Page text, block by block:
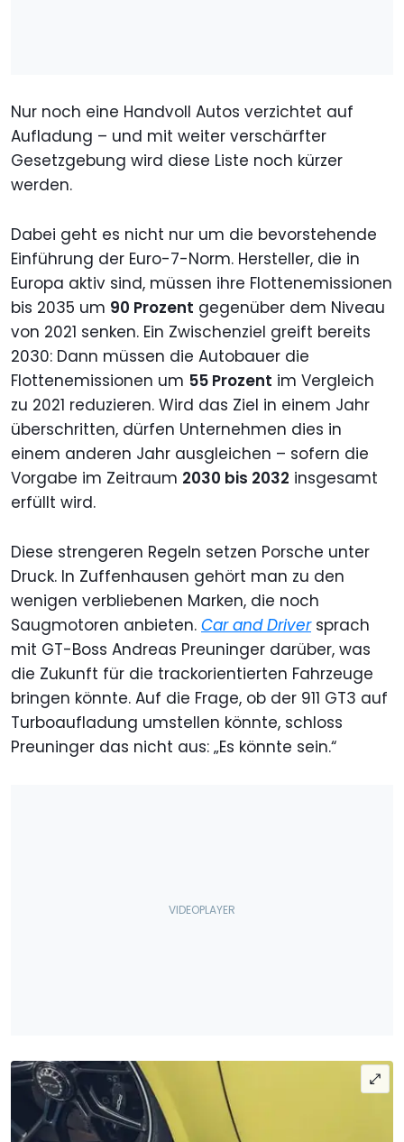
Nur noch eine Handvoll Autos verzichtet auf
Aufladung – und mit weiter verschärfter
Gesetzgebung wird diese Liste noch kürzer
werden.
Dabei geht es nicht nur um die bevorstehende
Einführung der Euro-7-Norm. Hersteller, die in
Europa aktiv sind, müssen ihre Flottenemissionen
bis 2035 um 90 Prozent gegenüber dem Niveau
von 2021 senken. Ein Zwischenziel greift bereits
2030: Dann müssen die Autobauer die
Flottenemissionen um 55 Prozent im Vergleich
zu 2021 reduzieren. Wird das Ziel in einem Jahr
überschritten, dürfen Unternehmen dies in
einem anderen Jahr ausgleichen – sofern die
Vorgabe im Zeitraum 2030 bis 2032 insgesamt
erfüllt wird.
Diese strengeren Regeln setzen Porsche unter
Druck. In Zuffenhausen gehört man zu den
wenigen verbliebenen Marken, die noch
Saugmotoren anbieten. Car and Driversprach
mit GT-Boss Andreas Preuninger darüber, was
die Zukunft für die trackorientierten Fahrzeuge
bringen könnte. Auf die Frage, ob der 911 GT3 auf
Turboaufladung umstellen könnte, schloss
Preuninger das nicht aus: „Es könnte sein.“